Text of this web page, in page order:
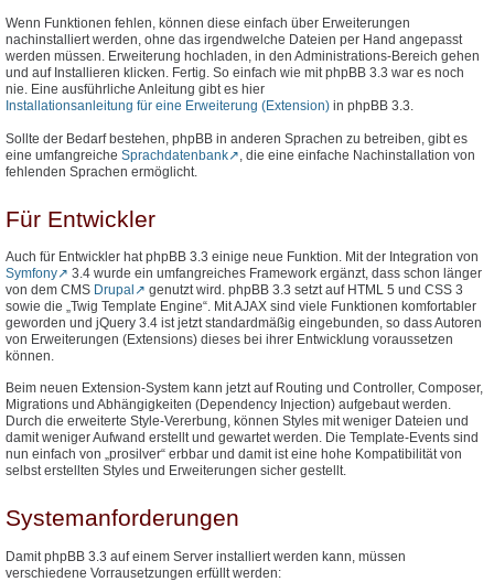
Wenn Funktionen fehlen, können diese einfach über Erweiterungen
nachinstalliert werden, ohne das irgendwelche Dateien per Hand angepasst
werden müssen. Erweiterung hochladen, in den Administrations-Bereich gehen
und auf Installieren klicken. Fertig. So einfach wie mit phpBB 3.3 war es noch
nie. Eine ausführliche Anleitung gibt es hier
Installationsanleitung für eine Erweiterung (Extension) in phpBB 3.3.
Sollte der Bedarf bestehen, phpBB in anderen Sprachen zu betreiben, gibt es
eine umfangreiche Sprachdatenbank
, die eine einfache Nachinstallation von
fehlenden Sprachen ermöglicht.
Für Entwickler
Auch für Entwickler hat phpBB 3.3 einige neue Funktion. Mit der Integration von
Symfony
3.4 wurde ein umfangreiches Framework ergänzt, dass schon länger
von dem CMS Drupal
genutzt wird. phpBB 3.3 setzt auf HTML 5 und CSS 3
sowie die „Twig Template Engine“. Mit AJAX sind viele Funktionen komfortabler
geworden und jQuery 3.4 ist jetzt standardmäßig eingebunden, so dass Autoren
von Erweiterungen (Extensions) dieses bei ihrer Entwicklung voraussetzen
können.
Beim neuen Extension-System kann jetzt auf Routing und Controller, Composer,
Migrations und Abhängigkeiten (Dependency Injection) aufgebaut werden.
Durch die erweiterte Style-Vererbung, können Styles mit weniger Dateien und
damit weniger Aufwand erstellt und gewartet werden. Die Template-Events sind
nun einfach von „prosilver“ erbbar und damit ist eine hohe Kompatibilität von
selbst erstellten Styles und Erweiterungen sicher gestellt.
Systemanforderungen
Damit phpBB 3.3 auf einem Server installiert werden kann, müssen
verschiedene Vorrausetzungen erfüllt werden: